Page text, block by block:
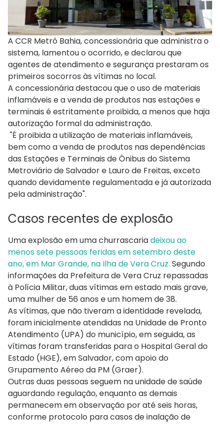
A CCR Metrô Bahia, concessionária que administra o
sistema, lamentou o ocorrido, e declarou que
agentes de atendimento e segurança prestaram os
primeiros socorros às vítimas no local.
A concessionária destacou que o uso de materiais
inflamáveis e a venda de produtos nas estações e
terminais é estritamente proibida, a menos que haja
autorização formal da administração.
"É proibida a utilização de materiais inflamáveis,
bem como a venda de produtos nas dependências
das Estações e Terminais de Ônibus do Sistema
Metroviário de Salvador e Lauro de Freitas, exceto
quando devidamente regulamentada e já autorizada
pela administração".
Casos recentes de explosão
Uma explosão em uma churrascariadeixou ao
menos sete pessoas feridas em setembro deste
ano, em Mar Grande, na Ilha de Vera Cruz. Segundo
informações da Prefeitura de Vera Cruz repassadas
à Polícia Militar, duas vítimas em estado mais grave,
uma mulher de 56 anos e um homem de 38.
As vítimas, que não tiveram a identidade revelada,
foram inicialmente atendidas na Unidade de Pronto
Atendimento (UPA) do município, em seguida, as
vítimas foram transferidas para o Hospital Geral do
Estado (HGE), em Salvador, com apoio do
Grupamento Aéreo da PM (Graer).
Outras duas pessoas seguem na unidade de saúde
aguardando regulação, enquanto as demais
permanecem em observação por até seis horas,
conforme protocolo para casos de inalação de